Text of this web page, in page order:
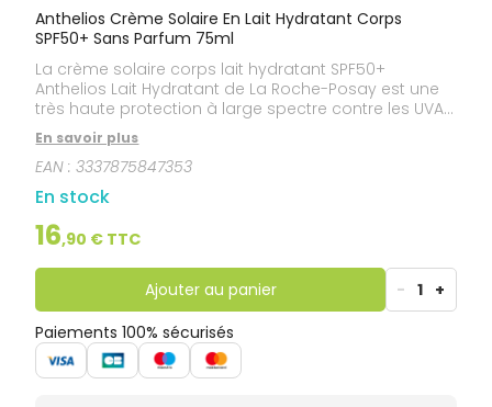
Anthelios Crème Solaire En Lait Hydratant Corps
SPF50+ Sans Parfum 75ml
La crème solaire corps lait hydratant SPF50+
Anthelios Lait Hydratant de La Roche-Posay est une
très haute protection à large spectre contre les UVA
et UVB. La protection solaire SPF50+ Anthelios Lait
Hydratant de La Roche-Posay aide à prévenir le
stress oxydatif généré par les infra-rouges et la
pollution. La crème solaire corps lait hydratant très
haute protection SPF50+ Anthelios Lait Hydratant de
La Roche-Posay est testée sous contrôle
dermatologique sur peau sensible. Format pratique
voyage. Tube intégrant du carton.
En savoir plus
EAN :3337875847353
En stock
16,90 € TTC
Ajouter au panier - 1 +
Paiements 100% sécurisés